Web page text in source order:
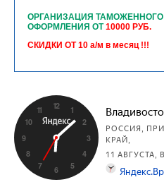
ОРГАНИЗАЦИЯ ТАМОЖЕННОГО
ОФОРМЛЕНИЯ ОТ10000 РУБ.
СКИДКИ ОТ 10 а/м в месяц !!!